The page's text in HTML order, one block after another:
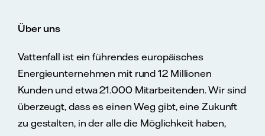
Über uns
Vattenfall ist ein führendes europäisches
Energieunternehmen mit rund 12 Millionen
Kunden und etwa 21.000 Mitarbeitenden. Wir sind
überzeugt, dass es einen Weg gibt, eine Zukunft
zu gestalten, in der alle die Möglichkeit haben,